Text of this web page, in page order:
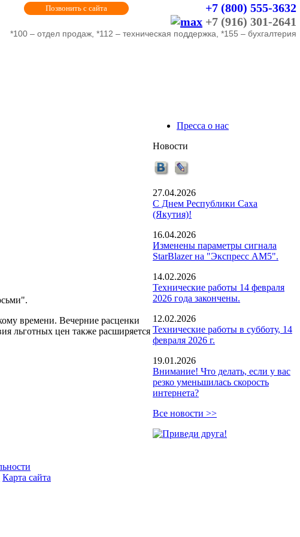
+7 (800) 555-3632
+7 (916) 301-2641
Позвонить с сайта
*100 – отдел продаж, *112 – техническая поддержка, *155 – бухгалтерия
времени. Вечерние расценки
льготных цен также расширяется
Пресса о нас
Новости
27.04.2026
С Днем Республики Саха
(Якутия)!
16.04.2026
Изменены параметры сигнала
StarBlazer на "Экспресс АМ5".
14.02.2026
Технические работы 14 февраля
2026 года закончены.
12.02.2026
Технические работы в субботу, 14
февраля 2026 г.
19.01.2026
Внимание! Что делать, если у вас
резко уменьшилась скорость
интернета?
Все новости >>
Карта сайта